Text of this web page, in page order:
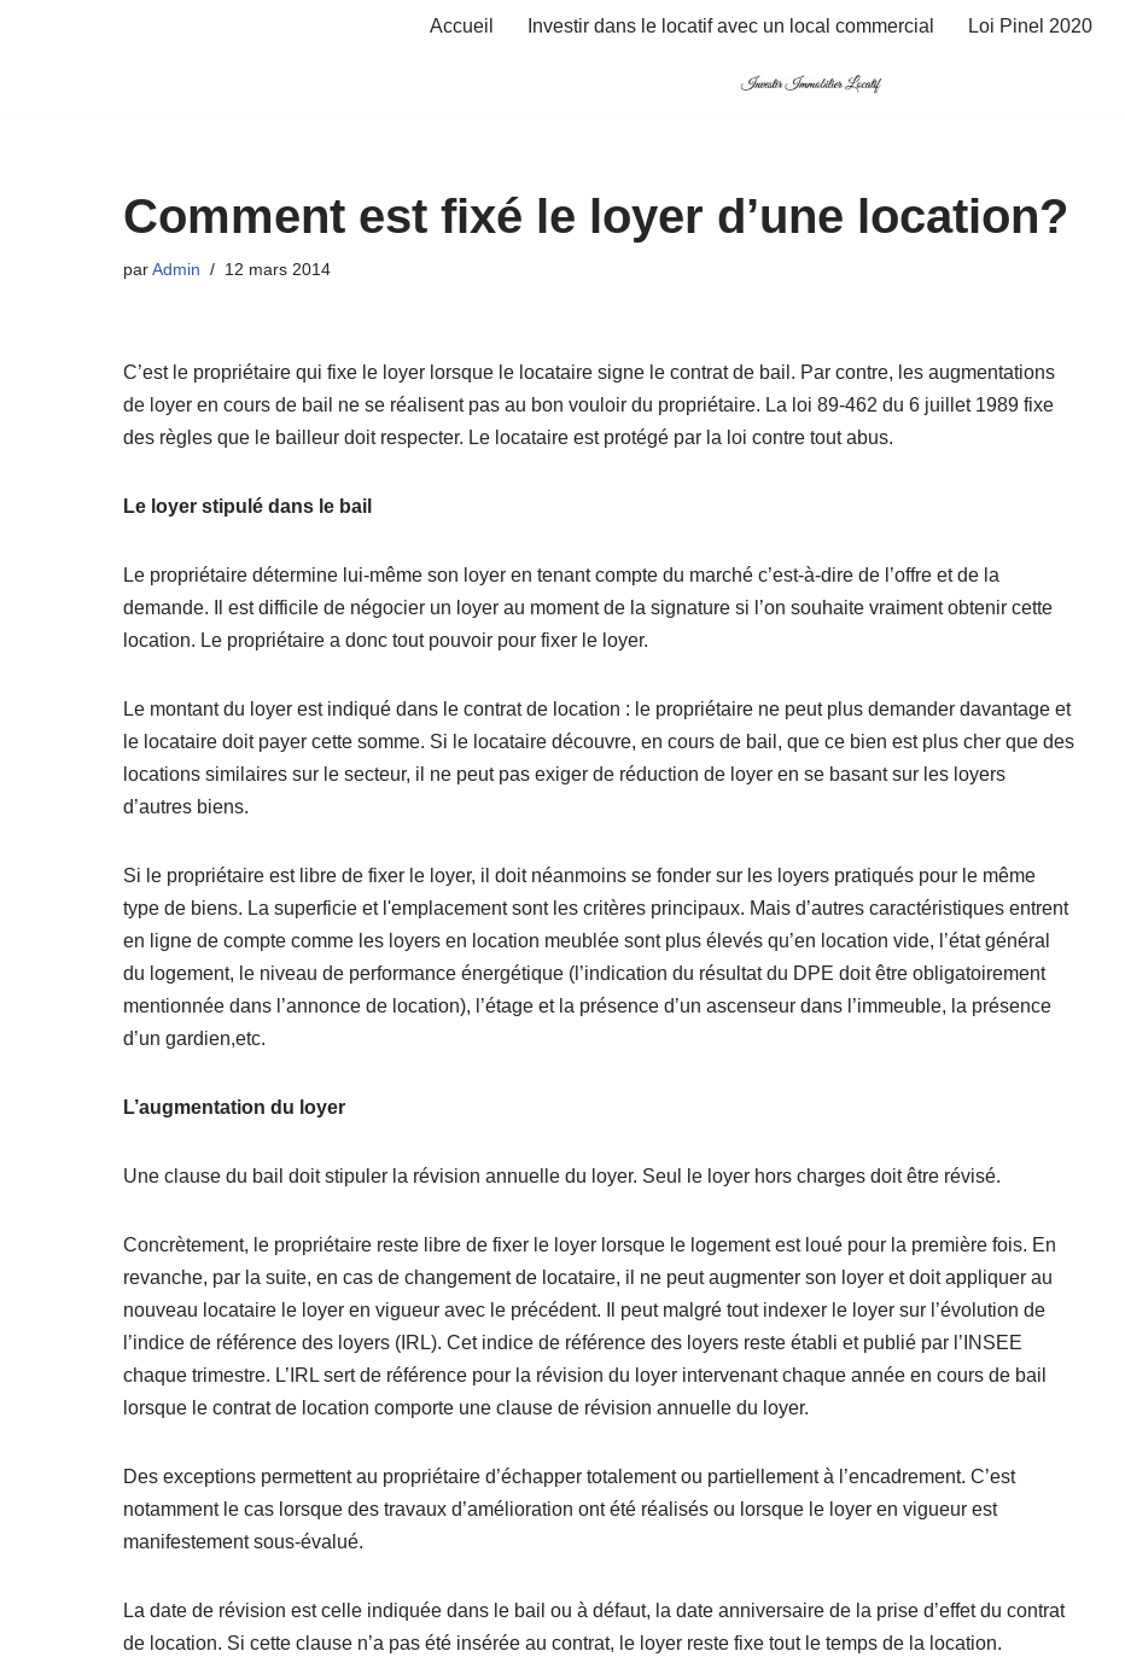
Accueil Investir dans le locatif avec un local commercial Loi Pinel 2020
Comment est fixé le loyer d’une location?
parAdmin 12 mars 2014
C’est le propriétaire qui fixe le loyer lorsque le locataire signe le contrat de bail. Par contre, les augmentations
de loyer en cours de bail ne se réalisent pas au bon vouloir du propriétaire. La loi 89-462 du 6 juillet 1989 fixe
des règles que le bailleur doit respecter. Le locataire est protégé par la loi contre tout abus.
Le loyer stipulé dans le bail
Le propriétaire détermine lui-même son loyer en tenant compte du marché c’est-à-dire de l’offre et de la
demande. Il est difficile de négocier un loyer au moment de la signature si l’on souhaite vraiment obtenir cette
location. Le propriétaire a donc tout pouvoir pour fixer le loyer.
Le montant du loyer est indiqué dans le contrat de location : le propriétaire ne peut plus demander davantage et
le locataire doit payer cette somme. Si le locataire découvre, en cours de bail, que ce bien est plus cher que des
locations similaires sur le secteur, il ne peut pas exiger de réduction de loyer en se basant sur les loyers
d’autres biens.
Si le propriétaire est libre de fixer le loyer, il doit néanmoins se fonder sur les loyers pratiqués pour le même
type de biens. La superficie et l'emplacement sont les critères principaux. Mais d’autres caractéristiques entrent
en ligne de compte comme les loyers en location meublée sont plus élevés qu’en location vide, l’état général
du logement, le niveau de performance énergétique (l’indication du résultat du DPE doit être obligatoirement
mentionnée dans l’annonce de location), l’étage et la présence d’un ascenseur dans l’immeuble, la présence
d’un gardien,etc.
L’augmentation du loyer
Une clause du bail doit stipuler la révision annuelle du loyer. Seul le loyer hors charges doit être révisé.
Concrètement, le propriétaire reste libre de fixer le loyer lorsque le logement est loué pour la première fois. En
revanche, par la suite, en cas de changement de locataire, il ne peut augmenter son loyer et doit appliquer au
nouveau locataire le loyer en vigueur avec le précédent. Il peut malgré tout indexer le loyer sur l’évolution de
l’indice de référence des loyers (IRL). Cet indice de référence des loyers reste établi et publié par l’INSEE
chaque trimestre. L’IRL sert de référence pour la révision du loyer intervenant chaque année en cours de bail
lorsque le contrat de location comporte une clause de révision annuelle du loyer.
Des exceptions permettent au propriétaire d’échapper totalement ou partiellement à l’encadrement. C’est
notamment le cas lorsque des travaux d’amélioration ont été réalisés ou lorsque le loyer en vigueur est
manifestement sous-évalué.
La date de révision est celle indiquée dans le bail ou à défaut, la date anniversaire de la prise d’effet du contrat
de location. Si cette clause n’a pas été insérée au contrat, le loyer reste fixe tout le temps de la location.